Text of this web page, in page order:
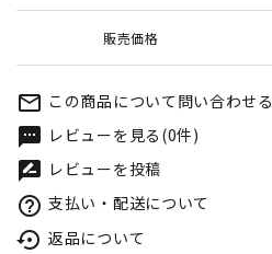
販売価格
mail_outline この商品について問い合わせる
textsms レビューを見る(0件)
rate_review レビューを投稿
help_outline 支払い・配送について
settings_backup_restore 返品について